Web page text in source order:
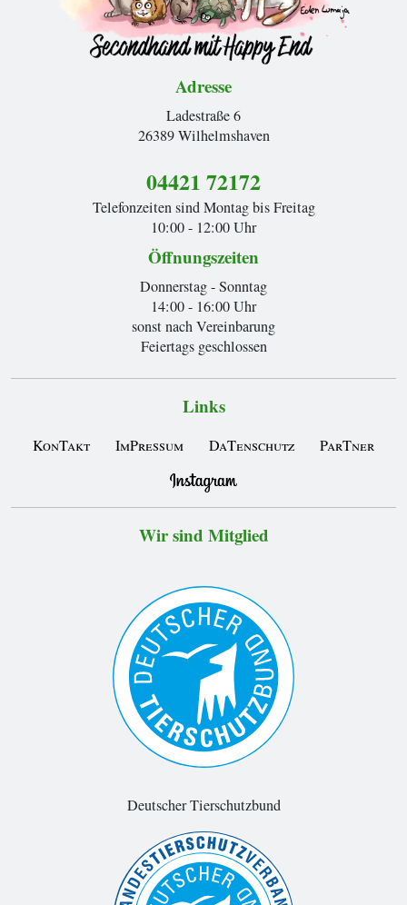
Adresse
Ladestraße 6
26389 Wilhelmshaven
04421 72172
Telefonzeiten sind Montag bis Freitag
10:00 - 12:00 Uhr
Öffnungszeiten
Donnerstag - Sonntag
14:00 - 16:00 Uhr
sonst nach Vereinbarung
Feiertags geschlossen
Links
KonTakt ImPressum DaTenschutz ParTner
Wir sind Mitglied
Deutscher Tierschutzbund